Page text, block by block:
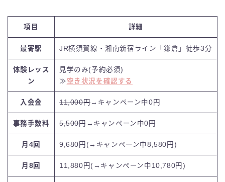
項目 詳細
最寄駅 JR横須賀線・湘南新宿ライン「鎌倉」徒歩3分
体験レッス
ン
見学のみ(予約必須)
≫ 空き状況を確認する
入会金 11,000円→キャンペーン中0円
事務手数料 5,500円→キャンペーン中0円
月4回 9,680円(→キャンペーン中8,580円)
月8回 11,880円(→キャンペーン中10,780円)